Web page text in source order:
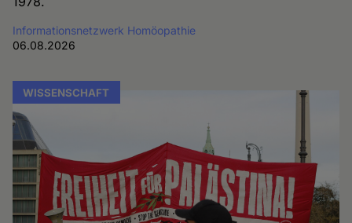
Informationsnetzwerk Homöopathie
06.08.2026
WISSENSCHAFT